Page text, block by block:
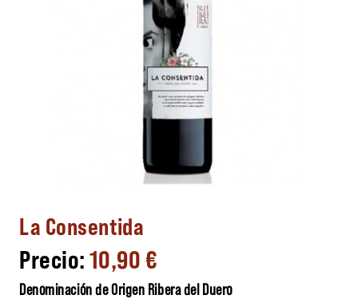
La Consentida
10,90€
Denominación de Origen Ribera del Duero